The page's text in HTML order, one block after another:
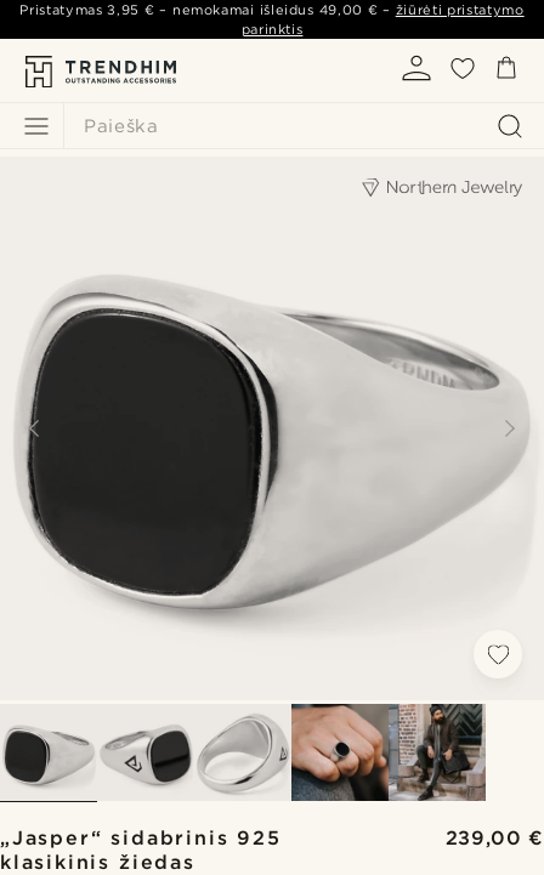
Paieška
Pristatymas3,95 € – nemokamai išleidus 49,00 € – žiūrėti pristatymo
parinktis
„Jasper“ sidabrinis 925
klasikinis žiedas
239,00 €